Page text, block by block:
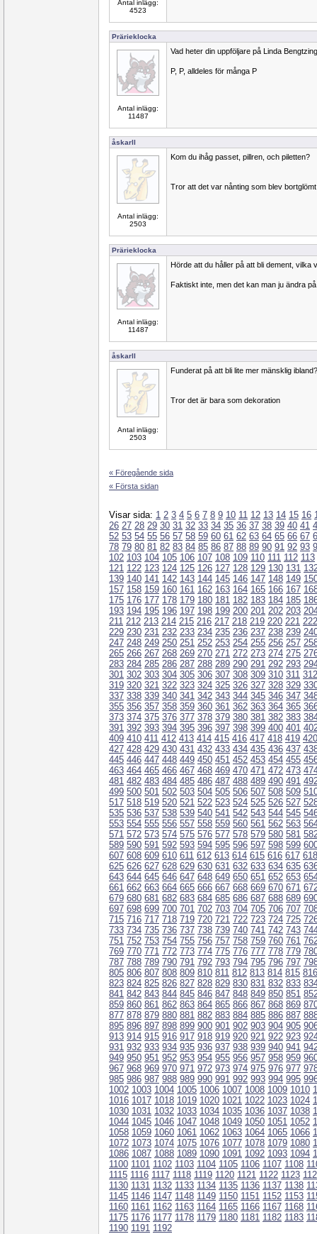
Antal inlägg:
4523
Prärieklocka
Antal inlägg:
11487
Vad heter din uppföljare på Linda
P, P, alldeles för många P
åskarll
Antal inlägg:
2503
Kom du ihåg passet, pillren, och piletten?
Tror att det var nånting som blev bortglömt
Prärieklocka
Antal inlägg:
11487
Hörde att du håller på att bli dement, vilka
Faktiskt inte, men det kan man ju ändra på
åskarll
Antal inlägg:
2503
Funderat på att bli lite mer mänsklig ibland?
Tror det är bara som dekoration
« Föregående sida
« Första sidan
Visar sida: 1 2 3 4 5 6 7 8 9 10 11 12 13 14 15 16
26 27 28 29 30 31 32 33 34 35 36 37 38 39 40 41
52 53 54 55 56 57 58 59 60 61 62 63 64 65 66 67
78 79 80 81 82 83 84 85 86 87 88 89 90 91 92 93
102 103 104 105 106 107 108 109 110 111 112 113
121 122 123 124 125 126 127 128 129 130 131
139 140 141 142 143 144 145 146 147 148 149
157 158 159 160 161 162 163 164 165 166 167
175 176 177 178 179 180 181 182 183 184 185
193 194 195 196 197 198 199 200 201 202 203
211 212 213 214 215 216 217 218 219 220 221 222
229 230 231 232 233 234 235 236 237 238 239
247 248 249 250 251 252 253 254 255 256 257
265 266 267 268 269 270 271 272 273 274 275
283 284 285 286 287 288 289 290 291 292 293
301 302 303 304 305 306 307 308 309 310 311 312
319 320 321 322 323 324 325 326 327 328 329
337 338 339 340 341 342 343 344 345 346 347
355 356 357 358 359 360 361 362 363 364 365
373 374 375 376 377 378 379 380 381 382 383
391 392 393 394 395 396 397 398 399 400 401
409 410 411 412 413 414 415 416 417 418 419 420
427 428 429 430 431 432 433 434 435 436 437
445 446 447 448 449 450 451 452 453 454 455
463 464 465 466 467 468 469 470 471 472 473
481 482 483 484 485 486 487 488 489 490 491
499 500 501 502 503 504 505 506 507 508 509
517 518 519 520 521 522 523 524 525 526 527
535 536 537 538 539 540 541 542 543 544 545
553 554 555 556 557 558 559 560 561 562 563
571 572 573 574 575 576 577 578 579 580 581
589 590 591 592 593 594 595 596 597 598 599
607 608 609 610 611 612 613 614 615 616 617 618
625 626 627 628 629 630 631 632 633 634 635
643 644 645 646 647 648 649 650 651 652 653
661 662 663 664 665 666 667 668 669 670 671
679 680 681 682 683 684 685 686 687 688 689
697 698 699 700 701 702 703 704 705 706 707
715 716 717 718 719 720 721 722 723 724 725
733 734 735 736 737 738 739 740 741 742 743
751 752 753 754 755 756 757 758 759 760 761
769 770 771 772 773 774 775 776 777 778 779
787 788 789 790 791 792 793 794 795 796 797
805 806 807 808 809 810 811 812 813 814 815 816
823 824 825 826 827 828 829 830 831 832 833
841 842 843 844 845 846 847 848 849 850 851
859 860 861 862 863 864 865 866 867 868 869
877 878 879 880 881 882 883 884 885 886 887
895 896 897 898 899 900 901 902 903 904 905
913 914 915 916 917 918 919 920 921 922 923
931 932 933 934 935 936 937 938 939 940 941
949 950 951 952 953 954 955 956 957 958 959
967 968 969 970 971 972 973 974 975 976 977
985 986 987 988 989 990 991 992 993 994 995
1002 1003 1004 1005 1006 1007 1008 1009 1010
1016 1017 1018 1019 1020 1021 1022 1023 1024
1030 1031 1032 1033 1034 1035 1036 1037 1038
1044 1045 1046 1047 1048 1049 1050 1051 1052
1058 1059 1060 1061 1062 1063 1064 1065 1066
1072 1073 1074 1075 1076 1077 1078 1079 1080
1086 1087 1088 1089 1090 1091 1092 1093 1094
1100 1101 1102 1103 1104 1105 1106 1107 1108
1115 1116 1117 1118 1119 1120 1121 1122 1123
1130 1131 1132 1133 1134 1135 1136 1137 1138
1145 1146 1147 1148 1149 1150 1151 1152 1153
1160 1161 1162 1163 1164 1165 1166 1167 1168
1175 1176 1177 1178 1179 1180 1181 1182 1183
1190 1191 1192